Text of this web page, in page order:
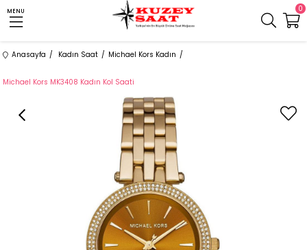
MENU 0
Anasayfa Kadın Saat Michael Kors Kadın
Michael Kors MK3408 Kadın Kol Saati